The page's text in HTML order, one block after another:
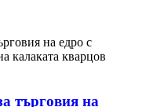
търговия на